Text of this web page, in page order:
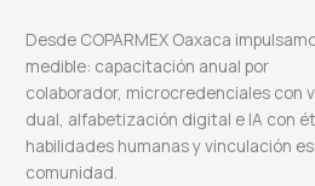
Desde COPARMEX Oaxaca
medible: capacitación anual por
colaborador, microcredenciales con
dual, alfabetización digital e IA con
habilidades humanas y vinculación
comunidad.